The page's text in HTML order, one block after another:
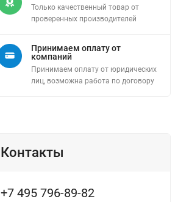
Только качественный товар от
проверенных производителей
Принимаем оплату от
компаний
Принимаем оплату от юридических
лиц, возможна работа по договору
Контакты
+7 495 796-89-82